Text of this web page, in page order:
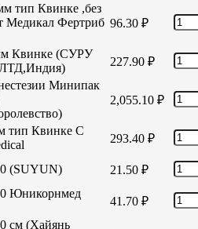
тип Квинке ,без
Медикал Фертриб 96.30 ₽
Квинке (СУРУ
227.90 ₽
Минипак
2,055.10 ₽
тип Квинке С
293.40 ₽
(SUYUN) 21.50 ₽
Юникорнмед
41.70 ₽
см (Хайянь